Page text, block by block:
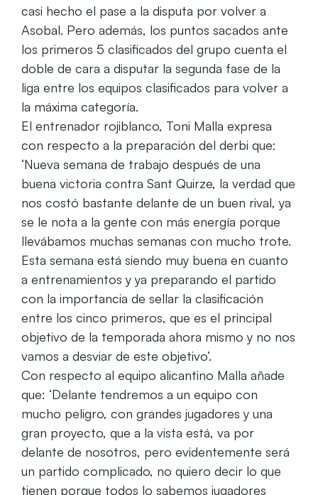
casi hecho el pase a la disputa por volver a
Asobal. Pero además, los puntos sacados ante
los primeros 5 clasificados del grupo cuenta el
doble de cara a disputar la segunda fase de la
liga entre los equipos clasificados para volver a
la máxima categoría.
El entrenador rojiblanco, Toni Malla expresa
con respecto a la preparación del derbi que:
‘Nueva semana de trabajo después de una
buena victoria contra Sant Quirze, la verdad que
nos costó bastante delante de un buen rival, ya
se le nota a la gente con más energía porque
llevábamos muchas semanas con mucho trote.
Esta semana está siendo muy buena en cuanto
a entrenamientos y ya preparando el partido
con la importancia de sellar la clasificación
entre los cinco primeros, que es el principal
objetivo de la temporada ahora mismo y no nos
vamos a desviar de este objetivo’.
Con respecto al equipo alicantino Malla añade
que: ‘Delante tendremos a un equipo con
mucho peligro, con grandes jugadores y una
gran proyecto, que a la vista está, va por
delante de nosotros, pero evidentemente será
un partido complicado, no quiero decir lo que
tienen porque todos lo sabemos jugadores